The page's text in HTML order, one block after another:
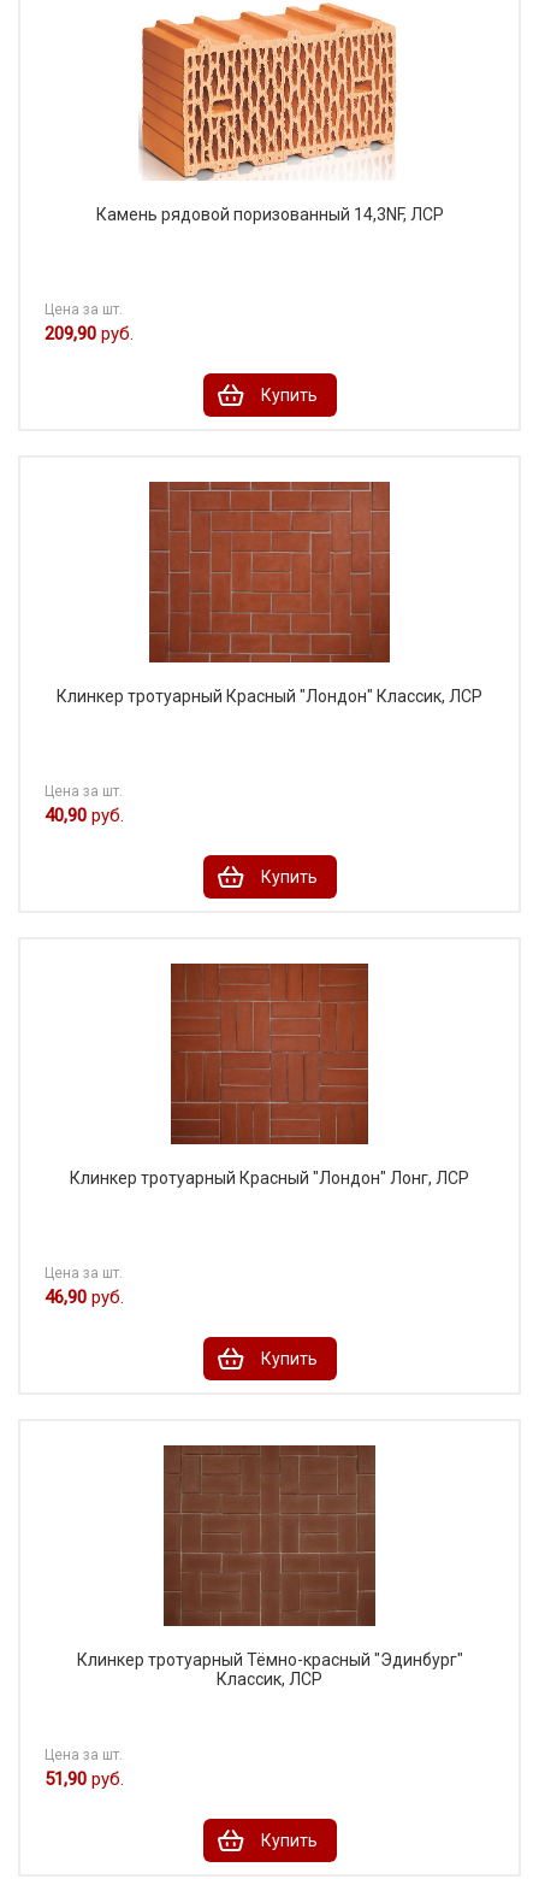
Камень рядовой поризованный 14,3NF, ЛСР
Цена за шт.
209,90 руб.
Купить
Клинкер тротуарный Красный "Лондон" Классик, ЛСР
Цена за шт.
40,90 руб.
Купить
Клинкер тротуарный Красный "Лондон" Лонг, ЛСР
Цена за шт.
46,90 руб.
Купить
Клинкер тротуарный Тёмно-красный "Эдинбург"
Классик, ЛСР
Цена за шт.
51,90 руб.
Купить